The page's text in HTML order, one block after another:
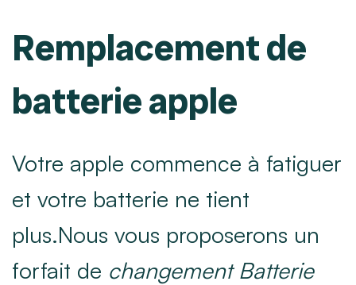
Remplacement de
batterie apple
Votre apple commence à fatiguer
et votre batterie ne tient
plus.Nous vous proposerons un
forfait de changement Batterie